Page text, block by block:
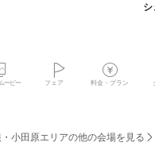
シ
ービー フェア 料金・プラン
小田原エリアの他の会場を見る